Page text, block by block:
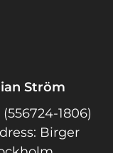
Ström
(556724-1806)
Birger